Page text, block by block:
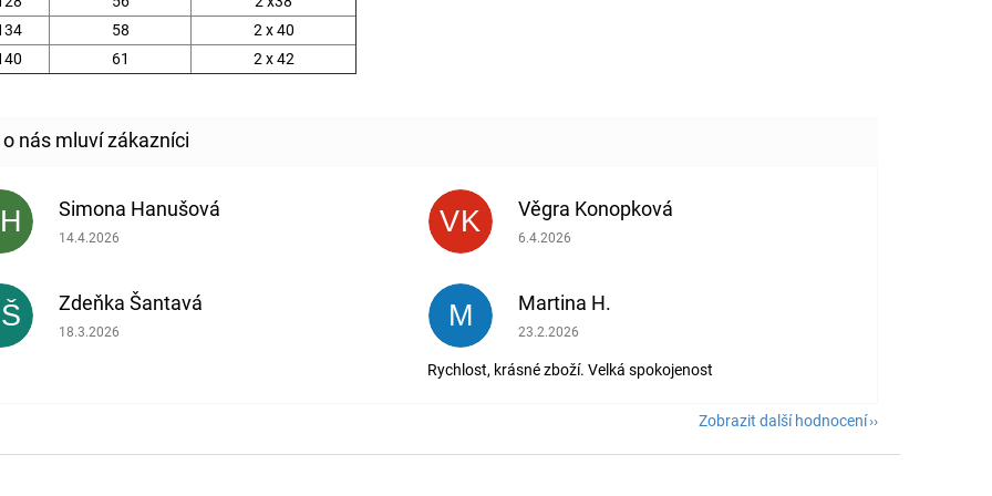
58
2 x 40
61 2 x 42
Simona Hanušová
Hodnocení obchodu je 5 z 5 hvězdiček.
14.4.2026 VK Věgra Konopková
Hodnocení obchodu je 5 z 5 hvězdiček.
6.4.2026
Zdeňka Šantavá
Hodnocení obchodu je 5 z 5 hvězdiček.
18.3.2026 M Martina H.
Hodnocení obchodu je 5 z 5 hvězdiček.
23.2.2026
Rychlost, krásné zboží. Velká spokojenost
Zobrazit další hodnocení